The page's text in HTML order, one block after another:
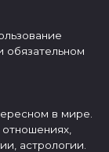
обязательном
в мире.
астрологии.